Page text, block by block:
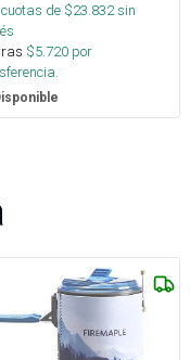
cuotas de $23.832sin
$5.720 por